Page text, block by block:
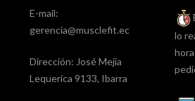
E-mail:
gerencia@musclefit.ec
Dirección: José Mejía
Lequerica 9133, Ibarra
lo